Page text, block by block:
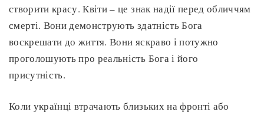
створити красу. Квіти – це знак надії перед обличчям
смерті. Вони демонструють здатність Бога
воскрешати до життя. Вони яскраво і потужно
проголошують про реальність Бога і його
присутність.
Коли українці втрачають близьких на фронті або